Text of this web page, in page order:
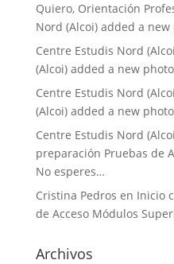
Quiero, Orientación
Nord (Alcoi) added a new
Centre Estudis Nord
(Alcoi) added a new
Centre Estudis Nord
(Alcoi) added a new
Centre Estudis Nord
preparación Pruebas de
No esperes…
Cristina Pedros en Inicio
de Acceso Módulos
Archivos